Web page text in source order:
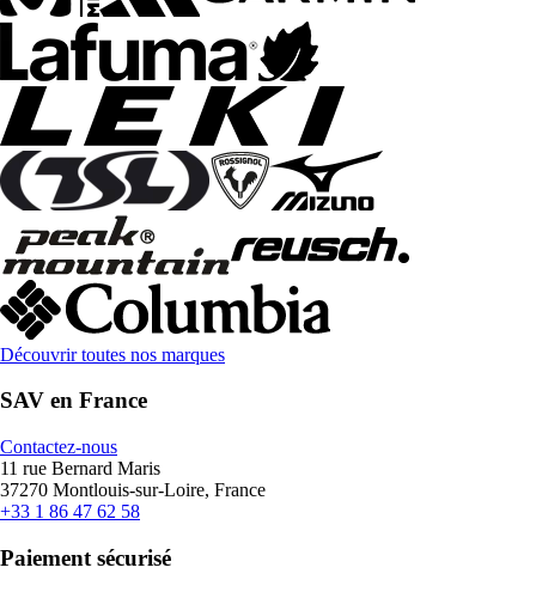
Découvrir toutes nos marques
SAV en France
Contactez-nous
11 rue Bernard Maris
37270 Montlouis-sur-Loire, France
+33 1 86 47 62 58
Paiement sécurisé